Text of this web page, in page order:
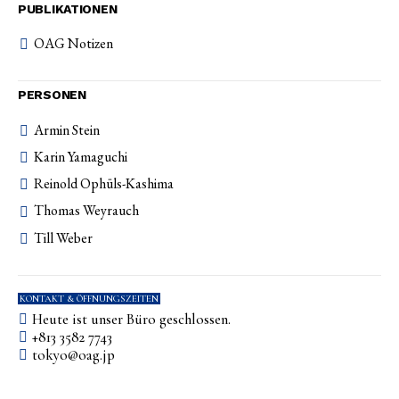
PUBLIKATIONEN
OAG Notizen
PERSONEN
Armin Stein
Karin Yamaguchi
Reinold Ophüls-Kashima
Thomas Weyrauch
Till Weber
KONTAKT & ÖFFNUNGSZEITEN
Heute ist unser Büro geschlossen.
+813 3582 7743
tokyo­@­oag­.­jp